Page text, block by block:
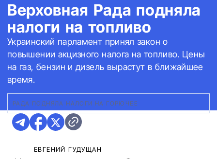
Верховная Рада подняла
налоги на топливо
Украинский парламент принял закон о
повышении акцизного налога на топливо. Цены
на газ, бензин и дизель вырастут в ближайшее
время.
РАДА ПОДНЯЛА НАЛОГИ НА ГОРЮЧЕЕ
ЕВГЕНИЙ ГУДУЩАН